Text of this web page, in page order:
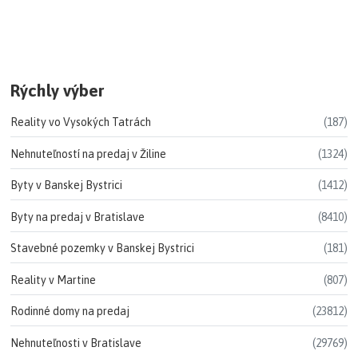
Rýchly výber
Reality vo Vysokých Tatrách (187)
Nehnuteľností na predaj v Žiline (1324)
Byty v Banskej Bystrici (1412)
Byty na predaj v Bratislave (8410)
Stavebné pozemky v Banskej Bystrici (181)
Reality v Martine (807)
Rodinné domy na predaj (23812)
Nehnuteľnosti v Bratislave (29769)